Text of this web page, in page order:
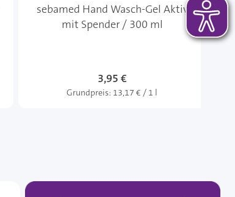
sebamed Hand Wasch-Gel Aktiv
mit Spender / 300 ml
3,95 €
Grundpreis: 13,17 € / 1 l